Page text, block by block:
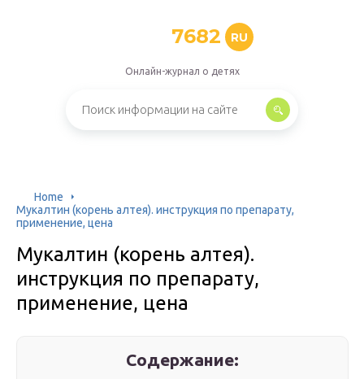
7682 RU
Онлайн-журнал о детях
Home
Мукалтин (корень алтея). инструкция по препарату,
применение, цена
Мукалтин (корень алтея).
инструкция по препарату,
применение, цена
Содержание: